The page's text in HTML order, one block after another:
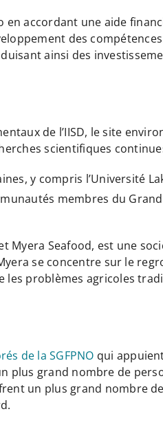
en accordant une aide
des
ainsi des
de l’IISD, le site
scientifiques
y compris l’Université
membres du
Myera Seafood, est une
se concentre sur le
problèmes agricoles
de la SGFPNO qui
plus grand nombre de
un plus grand nombre